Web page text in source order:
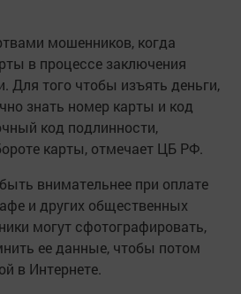
мошенников, когда
в процессе заключения
Для того чтобы изъять деньги,
знать номер карты и код
код подлинности,
карты, отмечает ЦБ РФ.
внимательнее при оплате
и других общественных
могут сфотографировать,
ее данные, чтобы потом
в Интернете.